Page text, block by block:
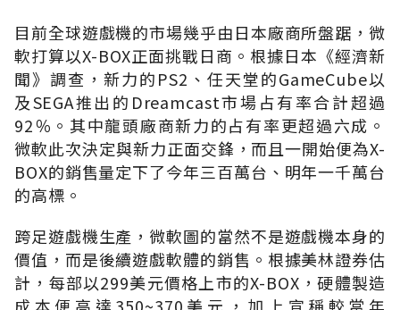
目前全球遊戲機的市場幾乎由日本廠商所盤踞，微
軟打算以X-BOX正面挑戰日商。根據日本《經濟新
聞》調查，新力的PS2、任天堂的GameCube以
及SEGA推出的Dreamcast市場占有率合計超過
92％。其中龍頭廠商新力的占有率更超過六成。
微軟此次決定與新力正面交鋒，而且一開始便為X-
BOX的銷售量定下了今年三百萬台、明年一千萬台
的高標。
跨足遊戲機生產，微軟圖的當然不是遊戲機本身的
價值，而是後續遊戲軟體的銷售。根據美林證券估
計，每部以299美元價格上市的X-BOX，硬體製造
成本便高達350~370美元，加上宣稱較當年